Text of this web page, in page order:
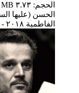
الحسن (عليها
الفاطمية ٢٠١٨ - ١٤٣٩